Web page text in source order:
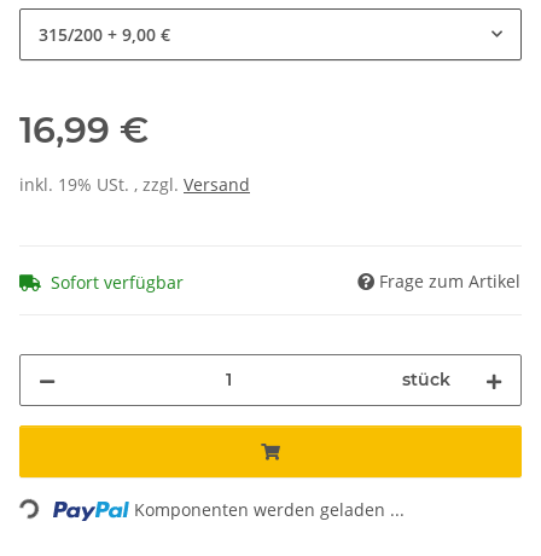
315/200 + 9,00 €
16,99 €
inkl. 19% USt. , zzgl. Versand
Sofort verfügbar Frage zum Artikel
stück
Loading... Komponenten werden geladen ...